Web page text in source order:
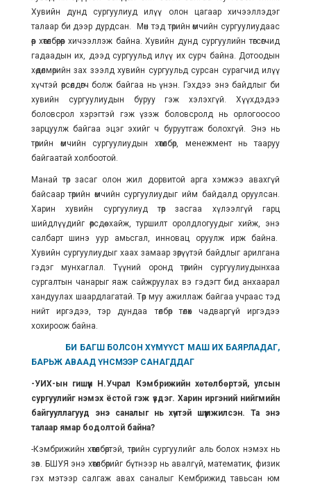
Хувийн дунд сургуулиуд илүү олон цагаар хичээллэдэг
талаар би дээр дурдсан. Мөн тэд төрийн өмчийн сургуулиудаас
өөр хөтөлбөрөөр хичээллэж байна. Хувийн дунд сургуулийн төгсөгчид
гадаадын их, дээд сургуульд илүү их сурч байна. Дотоодын
хөдөлмөрийн зах зээлд хувийн сургуульд сурсан сурагчид илүү
хүчтэй өрсөлдөгч болж байгаа нь үнэн. Гэхдээ энэ байдлыг би
хувийн сургуулиудын буруу гэж хэлэхгүй. Хүүхдэдээ
боловсрол хэрэгтэй гэж үзэж боловсролд нь орлогоосоо
зарцуулж байгаа эцэг эхийг ч буруутгаж болохгүй. Энэ нь
төрийн өмчийн сургуулиудын хөтөлбөр, менежмент нь тааруу
байгаатай холбоотой.
Манай төр засаг олон жил дорвитой арга хэмжээ авахгүй
байсаар төрийн өмчийн сургуулиудыг ийм байдалд оруулсан.
Харин хувийн сургуулиуд төр засгаа хүлээлгүй гарц
шийдлүүдийг өөрсдөө хайж, туршилт оролдлогуудыг хийж, энэ
салбарт шинэ уур амьсгал, инновац оруулж ирж байна.
Хувийн сургуулиудыг хаах замаар зөрүүтэй байдлыг арилгана
гэдэг мунхаглал. Түүний оронд төрийн сургуулиудынхаа
сургалтын чанарыг яаж сайжруулах вэ гэдэгт бид анхаарал
хандуулах шаардлагатай. Төр муу ажиллаж байгаа учраас тэд
нийт иргэдээ, тэр дундаа төлбөр төлөх чадваргүй иргэдээ
хохироож байна.
БИ БАГШ БОЛСОН ХҮМҮҮСТ МАШ ИХ БАЯРЛАДАГ,
БАРЬЖ АВААД ҮНСМЭЭР САНАГДДАГ
-УИХ-ын гишүүн Н.Учрал Кэмбрижийн хөтөлбөртэй, улсын
сургуулийг нэмэх ёстой гэж үздэг. Харин иргэний нийгмийн
байгууллагууд энэ саналыг нь хүчтэй шүүмжилсэн. Та энэ
талаар ямар бодолтой байна?
-Кэмбрижийн хөтөлбөртэй, төрийн сургуулийг аль болох нэмэх нь
зөв. БШУЯ энэ хөтөлбөрийг бүтнээр нь авалгүй, математик, физик
гэх мэтээр салгаж авах саналыг Кембрижид тавьсан юм